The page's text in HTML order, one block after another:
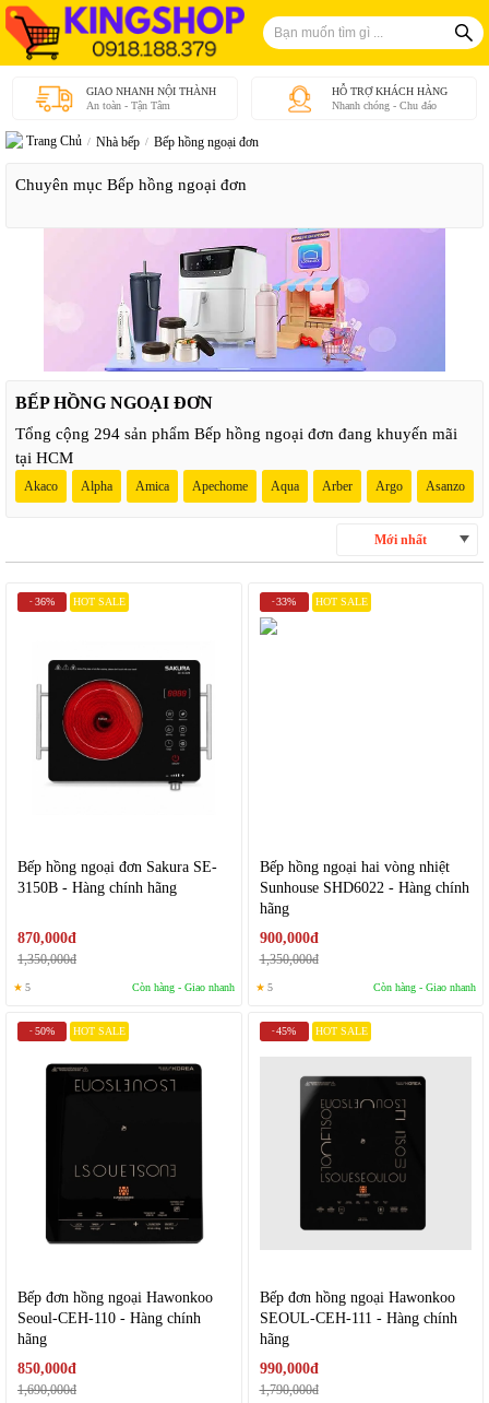
GIAO NHANH NỘI THÀNH
An toàn - Tận Tâm
HỖ TRỢ KHÁCH HÀNG
Nhanh chóng - Chu đáo
Trang Chủ Nhà bếp Bếp hồng ngoại đơn
Chuyên mục Bếp hồng ngoại đơn
BẾP HỒNG NGOẠI ĐƠN
Tổng cộng 294 sản phẩm Bếp hồng ngoại đơn đang khuyến mãi
tại HCM
Akaco Alpha Amica Apechome Aqua Arber Argo Asanzo
Mới nhất
- 36% HOT SALE
Bếp hồng ngoại đơn Sakura SE-
3150B - Hàng chính hãng
870,000đ
1,350,000đ
★ 5 Còn hàng - Giao nhanh
-33% HOT SALE
Bếp hồng ngoại hai vòng nhiệt
Sunhouse SHD6022 - Hàng chính
hãng
900,000đ
1,350,000đ
★ 5 Còn hàng - Giao nhanh
- 50% HOT SALE
Bếp đơn hồng ngoại Hawonkoo
Seoul-CEH-110 - Hàng chính
hãng
850,000đ
1,690,000đ
-45% HOT SALE
Bếp đơn hồng ngoại Hawonkoo
SEOUL-CEH-111 - Hàng chính
hãng
990,000đ
1,790,000đ